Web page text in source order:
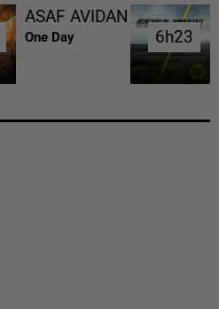
ASAF AVIDAN
One Day 6h23
6h23